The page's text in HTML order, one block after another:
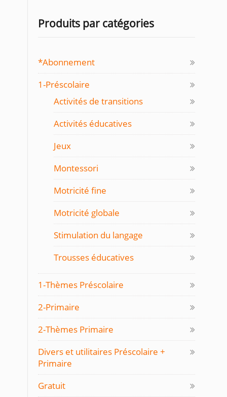
Produits par catégories
*Abonnement
1-Préscolaire
Activités de transitions
Activités éducatives
Jeux
Montessori
Motricité fine
Motricité globale
Stimulation du langage
Trousses éducatives
1-Thèmes Préscolaire
2-Primaire
2-Thèmes Primaire
Divers et utilitaires Préscolaire +
Primaire
Gratuit